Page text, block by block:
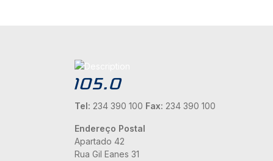
Tel: 234 390 100 Fax: 234 390 100
Endereço Postal
Apartado 42
Rua Gil Eanes 31